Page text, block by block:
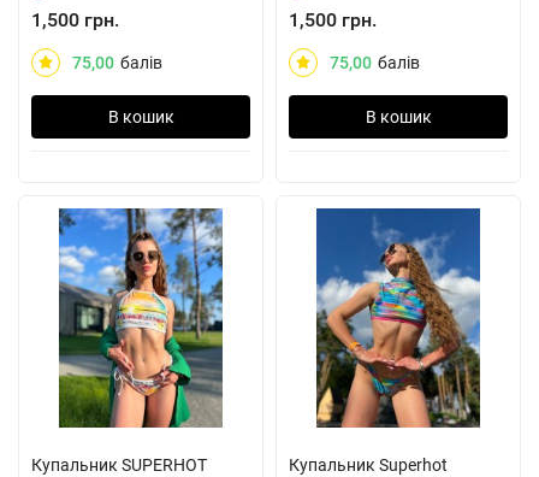
1,500 грн.
75,00 балів
В кошик
1,500 грн.
75,00 балів
В кошик
Купальник SUPERHOT
Купальник Superhot